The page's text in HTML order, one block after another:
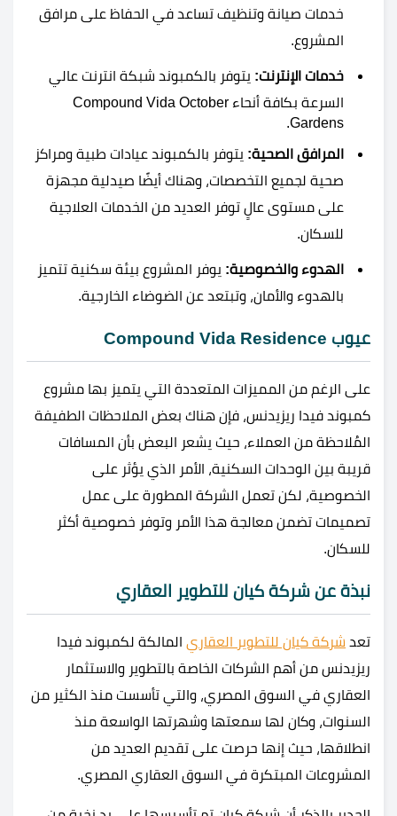
خدمات صيانة وتنظيف تساعد في الحفاظ على مرافق
المشروع.
خدمات الإنترنت: يتوفر بالكمبوند شبكة انترنت عالي
السرعة بكافة أنحاء Compound Vida October
Gardens.
المرافق الصحية: يتوفر بالكمبوند عيادات طبية ومراكز
صحية لجميع التخصصات، وهناك أيضًا صيدلية مجهزة
على مستوى عالٍ توفر العديد من الخدمات العلاجية
للسكان.
الهدوء والخصوصية: يوفر المشروع بيئة سكنية تتميز
بالهدوء والأمان، وتبتعد عن الضوضاء الخارجية.
عيوب Compound Vida Residence
على الرغم من المميزات المتعددة التي يتميز بها مشروع
كمبوند فيدا ريزيدنس، فإن هناك بعض الملاحظات الطفيفة
المُلاحظة من العملاء، حيث يشعر البعض بأن المسافات
قريبة بين الوحدات السكنية، الأمر الذي يؤثر على
الخصوصية، لكن تعمل الشركة المطورة على عمل
تصميمات تضمن معالجة هذا الأمر وتوفر خصوصية أكثر
للسكان.
نبذة عن شركة كيان للتطوير العقاري
تعد شركة كيان للتطوير العقاري المالكة لكمبوند فيدا
ريزيدنس من أهم الشركات الخاصة بالتطوير والاستثمار
العقاري في السوق المصري، والتي تأسست منذ الكثير من
السنوات، وكان لها سمعتها وشهرتها الواسعة منذ
انطلاقها، حيث إنها حرصت على تقديم العديد من
المشروعات المبتكرة في السوق العقاري المصري.